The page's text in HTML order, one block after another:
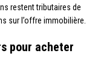
restent tributaires de
sur l’offre immobilière.
pour acheter